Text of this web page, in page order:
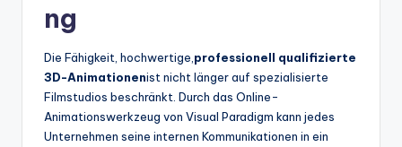
ng
Die Fähigkeit, hochwertige, professionell qualifizierte
3D-Animationenist nicht länger auf spezialisierte
Filmstudios beschränkt. Durch das Online-
Animationswerkzeug von Visual Paradigm kann jedes
Unternehmen seine internen Kommunikationen in ein